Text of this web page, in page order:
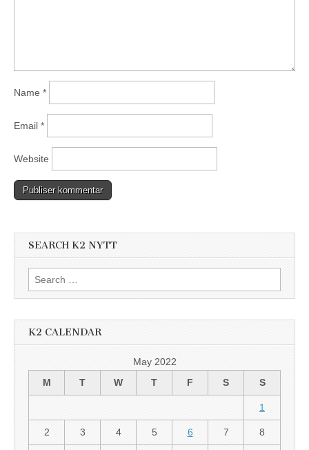
Name *
Email *
Website
SEARCH K2 NYTT
Search
for:
K2 CALENDAR
May 2022
M
T W T F S S
1
2 3 4 5 6 7 8